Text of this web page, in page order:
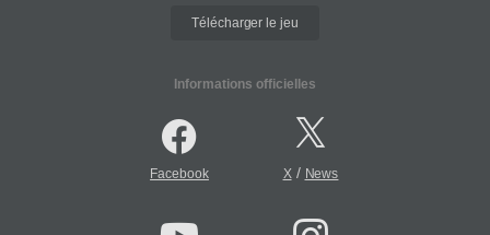
Télécharger le jeu
Informations officielles
Facebook X/ News